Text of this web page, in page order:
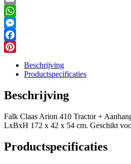
Email
WhatsApp
Messenger
Facebook
Beschrijving
Productspecificaties
Beschrijving
Falk Claas Arion 410 Tractor +
LxBxH 172 x 42 x 54 cm. Geschikt
Productspecificaties